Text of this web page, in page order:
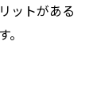
ットがある